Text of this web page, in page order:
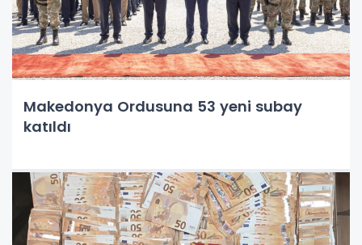
Makedonya Ordusuna 53 yeni subay
katıldı